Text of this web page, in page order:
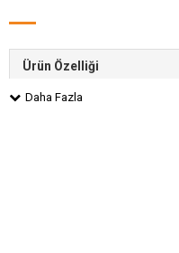
Ürün Özelliği
Cinsiyet